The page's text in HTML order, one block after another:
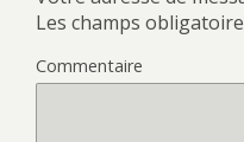
Les champs
Commentaire